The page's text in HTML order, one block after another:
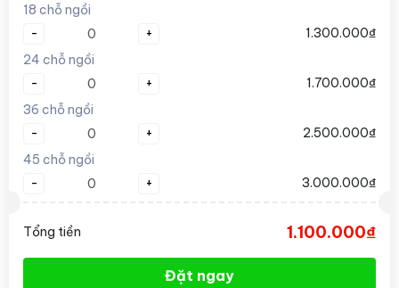
18 chỗ ngồi
-
+
1.300.000₫
24 chỗ ngồi
-
+
1.700.000₫
36 chỗ ngồi
-
+
2.500.000₫
45 chỗ ngồi
-
+ 3.000.000₫
Tổng tiền 1.100.000₫
Đặt ngay